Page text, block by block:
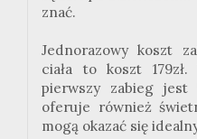
znać.
Jednorazowy koszt
ciała to koszt
pierwszy zabieg jest
oferuje również
mogą okazać się